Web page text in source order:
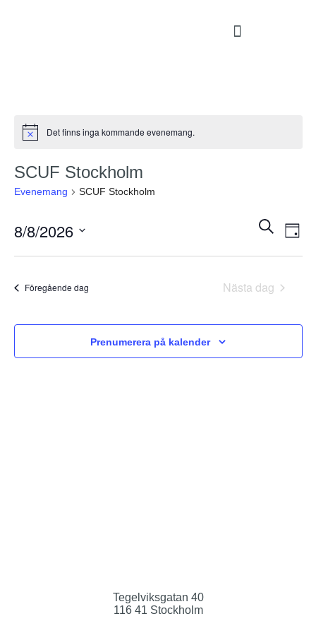
Notice Det finns inga kommande evenemang.
SCUF Stockholm
Evenemang SCUF Stockholm
Search
Views
Sök
Dag
8/8/2026
Föregående dag Nästa dag
Prenumerera på kalender
Tegelviksgatan 40
116 41 Stockholm